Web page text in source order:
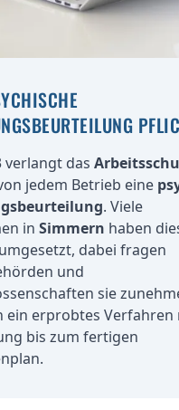
verlangt das
jedem Betrieb eine
. Viele
in Simmern haben
dabei fragen
und
sie
ein erprobtes Verfahren
bis zum fertigen